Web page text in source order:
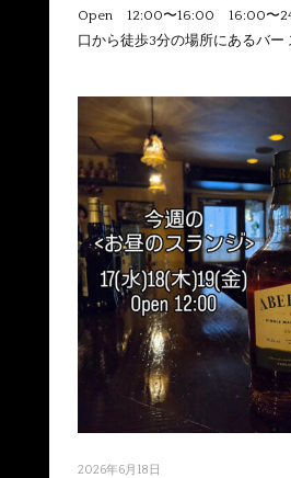
Open 12:00〜16:00 16:00〜
口から徒歩3分の場所にあるバー
2026年6月18日